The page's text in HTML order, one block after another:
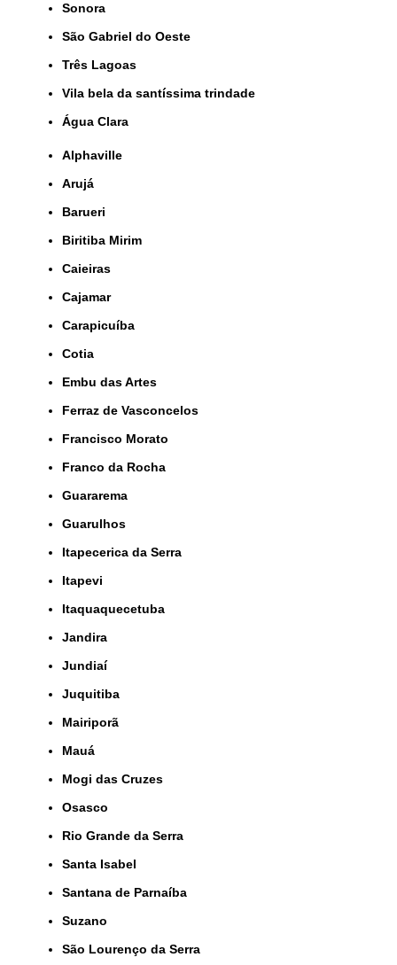
Sonora
São Gabriel do Oeste
Três Lagoas
Vila bela da santíssima trindade
Água Clara
Alphaville
Arujá
Barueri
Biritiba Mirim
Caieiras
Cajamar
Carapicuíba
Cotia
Embu das Artes
Ferraz de Vasconcelos
Francisco Morato
Franco da Rocha
Guararema
Guarulhos
Itapecerica da Serra
Itapevi
Itaquaquecetuba
Jandira
Jundiaí
Juquitiba
Mairiporã
Mauá
Mogi das Cruzes
Osasco
Rio Grande da Serra
Santa Isabel
Santana de Parnaíba
Suzano
São Lourenço da Serra